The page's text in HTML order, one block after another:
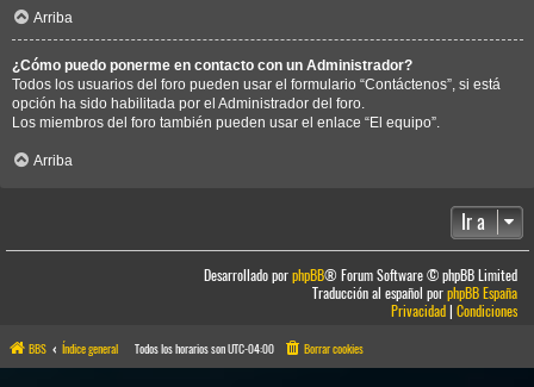
Arriba
¿Cómo puedo ponerme en contacto con un Administrador?
Todos los usuarios del foro pueden usar el formulario “Contáctenos”, si está
opción ha sido habilitada por el Administrador del foro.
Los miembros del foro también pueden usar el enlace “El equipo”.
Arriba
Ir a
Desarrollado porphpBB® Forum Software © phpBB Limited
Traducción al español porphpBB España
Privacidad|Condiciones
BBS Índice general Todos los horarios sonUTC-04:00 Borrar cookies